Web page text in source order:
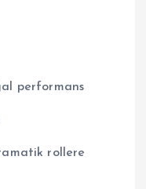
performans
rollere